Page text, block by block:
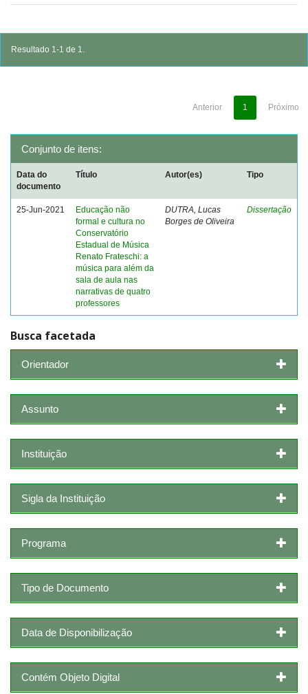
Resultado 1-1 de 1.
Anterior 1 Próximo
Conjunto de itens:
Data do
documento
Título Autor(es) Tipo
25-Jun-2021
Educação não
formal e cultura no
Conservatório
Estadual de Música
Renato Frateschi: a
música para além da
sala de aula nas
narrativas de quatro
professores
DUTRA, Lucas
Borges de Oliveira
Dissertação
Busca facetada
Orientador
Assunto
Instituição
Sigla da Instituição
Programa
Tipo de Documento
Data de Disponibilização
Contém Objeto Digital